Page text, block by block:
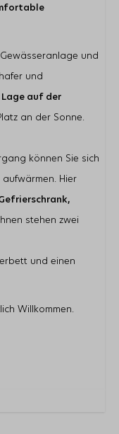
und
und
Lage auf der
an der Sonne.
können Sie sich
aufwärmen. Hier
stehen zwei
und einen
Willkommen.